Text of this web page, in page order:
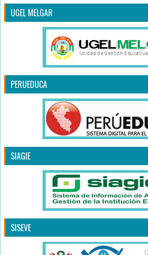
UGEL MELGAR
PERUEDUCA
SIAGIE
SISEVE